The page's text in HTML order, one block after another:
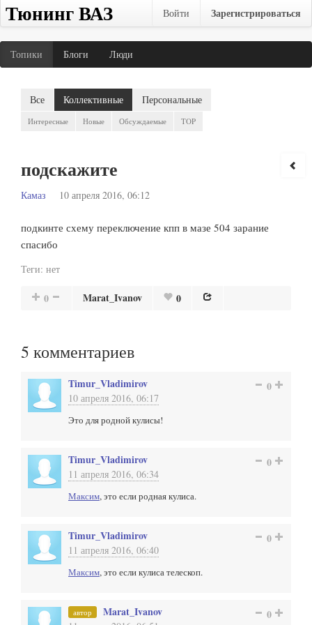
Тюнинг ВАЗ Войти Зарегистрироваться
Топики Блоги Люди
Все Коллективные Персональные
Интересные Новые Обсуждаемые TOP
подскажите
Камаз 10 апреля 2016, 06:12
подкинте схему переключение кпп в мазе 504 зарание
спасибо
Теги: нет
0 Marat_Ivanov 0
5 комментариев
Timur_Vladimirov
10 апреля 2016, 06:17
0
Это для родной кулисы!
Timur_Vladimirov
11 апреля 2016, 06:34
0
Максим, это если родная кулиса.
Timur_Vladimirov
11 апреля 2016, 06:40
0
Максим, это если кулиса телескоп.
автор Marat_Ivanov 0